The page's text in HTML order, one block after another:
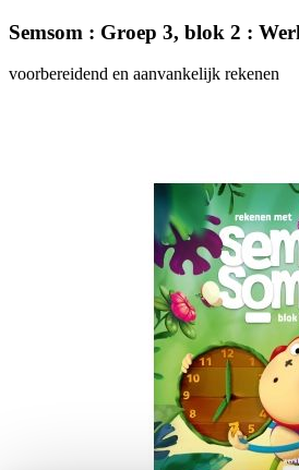
Semsom : Groep 3, blok 2 :
voorbereidend en aanvankelijk rekenen